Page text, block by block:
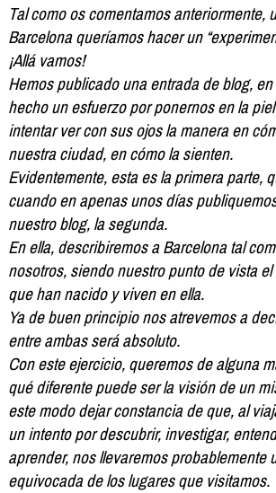
Tal como os comentamos anteriormente,
Barcelona queríamos hacer un
¡Allá vamos!
Hemos publicado una entrada de blog,
hecho un esfuerzo por ponernos en la
intentar ver con sus ojos la manera en
nuestra ciudad, en cómo la sienten.
Evidentemente, esta es la primera parte,
cuando en apenas unos días
nuestro blog, la segunda.
En ella, describiremos a Barcelona tal
nosotros, siendo nuestro punto de vista
que han nacido y viven en ella.
Ya de buen principio nos atrevemos a
entre ambas será absoluto.
Con este ejercicio, queremos de alguna
qué diferente puede ser la visión de un
este modo dejar constancia de que, al
un intento por descubrir, investigar,
aprender, nos llevaremos probablemente
equivocada de los lugares que visitamos.